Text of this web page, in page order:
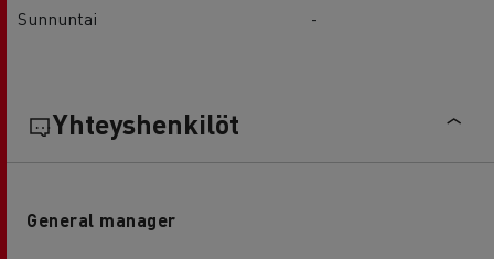
Sunnuntai
-
Yhteyshenkilöt
General manager